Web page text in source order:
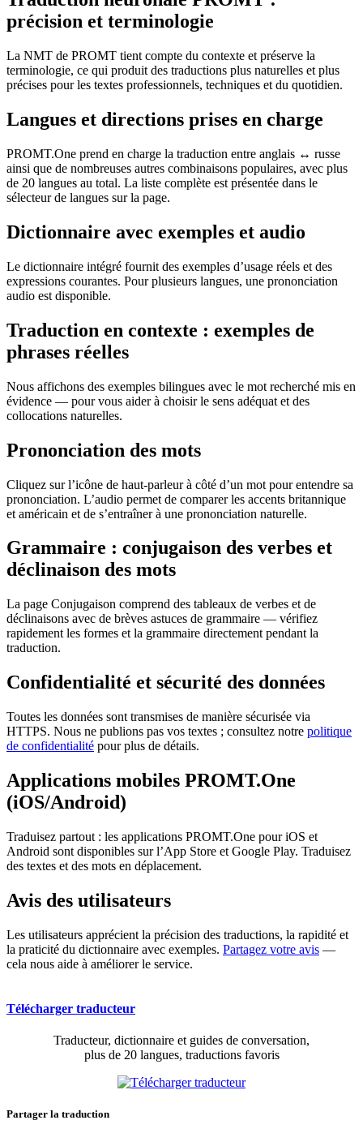
précision et terminologie
La NMT de PROMT tient compte du contexte et préserve la
terminologie, ce qui produit des traductions plus naturelles et plus
précises pour les textes professionnels, techniques et du quotidien.
Langues et directions prises en charge
PROMT.One prend en charge la traduction entre anglais ↔ russe
ainsi que de nombreuses autres combinaisons populaires, avec plus
de 20 langues au total. La liste complète est présentée dans le
sélecteur de langues sur la page.
Dictionnaire avec exemples et audio
Le dictionnaire intégré fournit des exemples d’usage réels et des
expressions courantes. Pour plusieurs langues, une prononciation
audio est disponible.
Traduction en contexte : exemples de
phrases réelles
Nous affichons des exemples bilingues avec le mot recherché mis en
évidence — pour vous aider à choisir le sens adéquat et des
collocations naturelles.
Prononciation des mots
Cliquez sur l’icône de haut-parleur à côté d’un mot pour entendre sa
prononciation. L’audio permet de comparer les accents britannique
et américain et de s’entraîner à une prononciation naturelle.
Grammaire : conjugaison des verbes et
déclinaison des mots
La page Conjugaison comprend des tableaux de verbes et de
déclinaisons avec de brèves astuces de grammaire — vérifiez
rapidement les formes et la grammaire directement pendant la
traduction.
Confidentialité et sécurité des données
Toutes les données sont transmises de manière sécurisée via
HTTPS. Nous ne publions pas vos textes ; consultez notre politique
de confidentialité pour plus de détails.
Applications mobiles PROMT.One
(iOS/Android)
Traduisez partout : les applications PROMT.One pour iOS et
Android sont disponibles sur l’App Store et Google Play. Traduisez
des textes et des mots en déplacement.
Avis des utilisateurs
Les utilisateurs apprécient la précision des traductions, la rapidité et
la praticité du dictionnaire avec exemples. Partagez votre avis —
cela nous aide à améliorer le service.
Télécharger traducteur
Traducteur, dictionnaire et guides de conversation,
plus de 20 langues, traductions favoris
Partager la traduction